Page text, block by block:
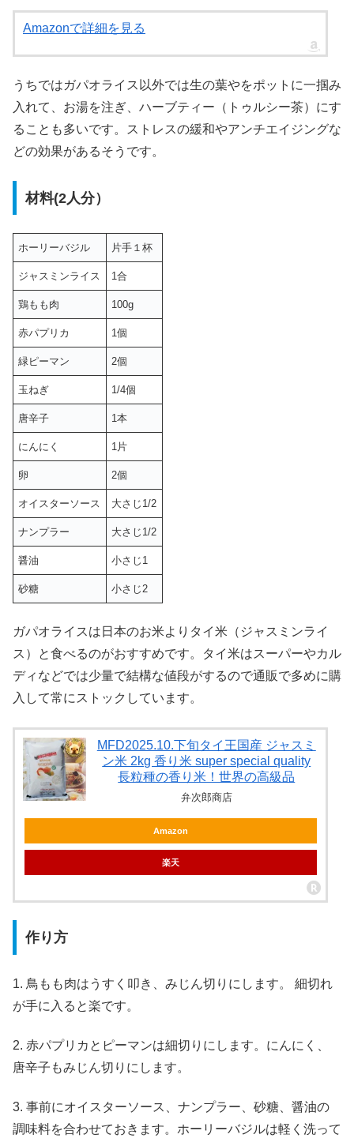
Amazonで詳細を見る
うちではガパオライス以外では生の葉やをポットに一掴み
入れて、お湯を注ぎ、ハーブティー（トゥルシー茶）にす
ることも多いです。ストレスの緩和やアンチエイジングな
どの効果があるそうです。
材料(2人分）
ホーリーバジル 片手１杯
ジャスミンライス 1合
鶏もも肉 100g
赤パプリカ 1個
緑ピーマン 2個
玉ねぎ 1/4個
唐辛子 1本
にんにく 1片
卵 2個
オイスターソース 大さじ1/2
ナンプラー 大さじ1/2
醤油 小さじ1
砂糖 小さじ2
ガパオライスは日本のお米よりタイ米（ジャスミンライ
ス）と食べるのがおすすめです。タイ米はスーパーやカル
ディなどでは少量で結構な値段がするので通販で多めに購
入して常にストックしています。
MFD2025.10.下旬タイ王国産 ジャスミ
ン米 2kg 香り米 super special quality
長粒種の香り米！世界の高級品
弁次郎商店
Amazon
楽天
作り方
1. 鳥もも肉はうすく叩き、みじん切りにします。 細切れ
が手に入ると楽です。
2. 赤パプリカとピーマンは細切りにします。にんにく、
唐辛子もみじん切りにします。
3. 事前にオイスターソース、ナンプラー、砂糖、醤油の
調味料を合わせておきます。ホーリーバジルは軽く洗って